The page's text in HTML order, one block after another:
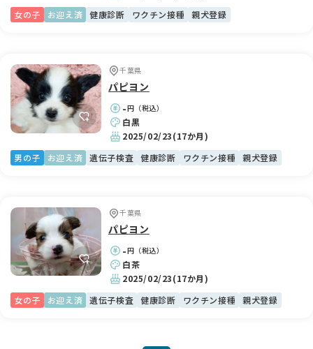
女の子
お迎え済 健康診断 ワクチン接種 親犬登録
千葉県
パピヨン
-円（税込）
白黒
2025/02/23(17か月)
男の子
お迎え済 遺伝子検査 健康診断 ワクチン接種 親犬登録
千葉県
パピヨン
-円（税込）
白茶
2025/02/23(17か月)
女の子
お迎え済 遺伝子検査 健康診断 ワクチン接種 親犬登録